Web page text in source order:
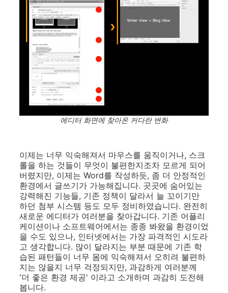
에디터 화면에 찾아온 커다란 변화
이제는 너무 익숙해져서 마우스를 움직이거나, 스크
롤을 하는 것들이 무엇이 불편한지조차 모르게 되어
버렸지만, 이제는 Word를 작성하듯, 좀 더 안정적인
환경에서 글쓰기가 가능해집니다. 곳곳에 숨어있는
강력해진 기능들, 기존 정책이 달라서 늘 꼬이기만
하던 첨부 시스템 등도 모두 정비하였습니다. 완전히
새로운 에디터가 여러분을 찾아갑니다. 기존 어플리
케이션이나 소프트웨어에서는 종종 봐왔을 환경이었
을 수도 있으나, 인터넷에서는 가장 파격적인 시도라
고 생각합니다. 많이 달라지는 부분 때문에 기존 학
습된 패턴들이 너무 몸에 익숙해져서 오히려 불편하
지는 않을지 너무 걱정되지만, 과감하게 여러분께
'더 좋은 환경 제공' 이라고 소개하며 과감히 도전해
봅니다.